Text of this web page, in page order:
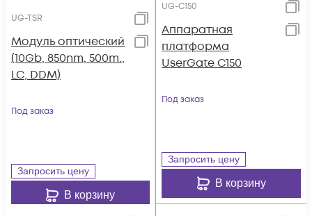
UG-TSR
Модуль оптический
(10Gb, 850nm, 500m.,
LC, DDM)
Под заказ
Запросить цену
В корзину
UG-C150
Аппаратная
платформа
UserGate С150
Под заказ
Запросить цену
В корзину